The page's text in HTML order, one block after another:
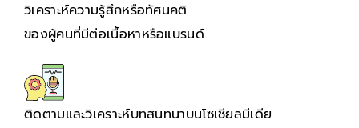
วิเคราะห์ความรู้สึกหรือทัศนคติ
ของผู้คนที่มีต่อเนื้อหาหรือแบรนด์
ติดตามและวิเคราะห์บทสนทนาบนโซเชียลมีเดีย